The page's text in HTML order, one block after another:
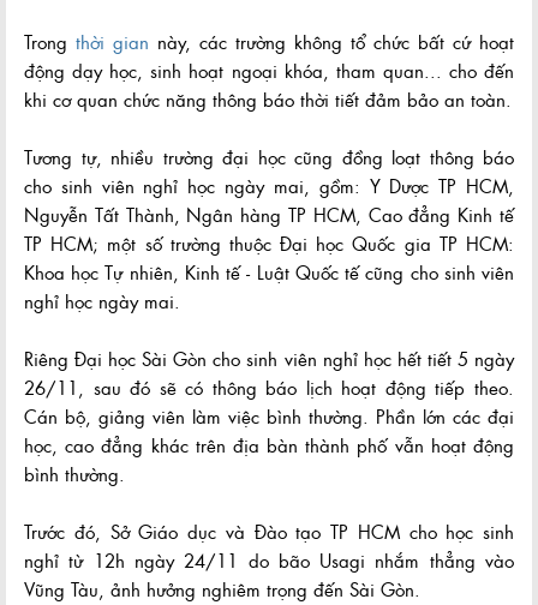
Trong thời gian này, các trường không tổ chức bất cứ hoạt
động dạy học, sinh hoạt ngoại khóa, tham quan... cho đến
khi cơ quan chức năng thông báo thời tiết đảm bảo an toàn.
Tương tự, nhiều trường đại học cũng đồng loạt thông báo
cho sinh viên nghỉ học ngày mai, gồm: Y Dược TP HCM,
Nguyễn Tất Thành, Ngân hàng TP HCM, Cao đẳng Kinh tế
TP HCM; một số trường thuộc Đại học Quốc gia TP HCM:
Khoa học Tự nhiên, Kinh tế - Luật Quốc tế cũng cho sinh viên
nghỉ học ngày mai.
Riêng Đại học Sài Gòn cho sinh viên nghỉ học hết tiết 5 ngày
26/11, sau đó sẽ có thông báo lịch hoạt động tiếp theo.
Cán bộ, giảng viên làm việc bình thường. Phần lớn các đại
học, cao đẳng khác trên địa bàn thành phố vẫn hoạt động
bình thường.
Trước đó, Sở Giáo dục và Đào tạo TP HCM cho học sinh
nghỉ từ 12h ngày 24/11 do bão Usagi nhắm thẳng vào
Vũng Tàu, ảnh hưởng nghiêm trọng đến Sài Gòn.